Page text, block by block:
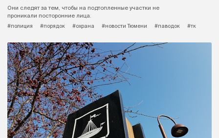
Они следят за тем, чтобы на подтопленные участки не
проникали посторонние лица.
#полиция
#порядок #охрана #новости Тюмени #паводок #тк